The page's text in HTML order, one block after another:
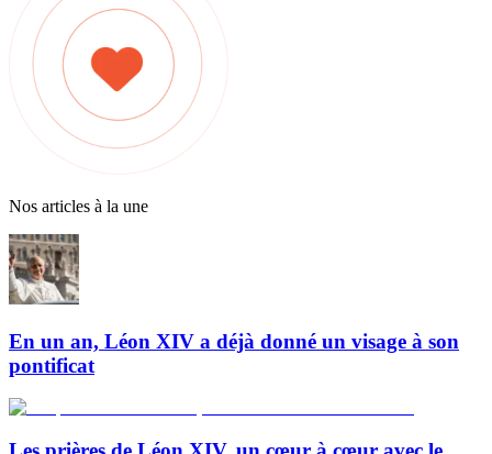
Nos articles à la une
En un an, Léon XIV a déjà donné un visage à son
pontificat